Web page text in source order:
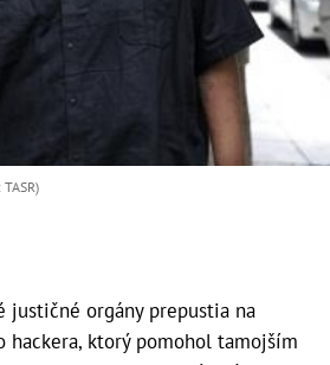
justičné orgány prepustia na
hackera, ktorý pomohol tamojším